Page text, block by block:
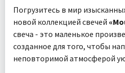
Погрузитесь в мир
новой коллекцией свечей
свеча - это маленькое
созданное для того, чтобы
неповторимой атмосферой